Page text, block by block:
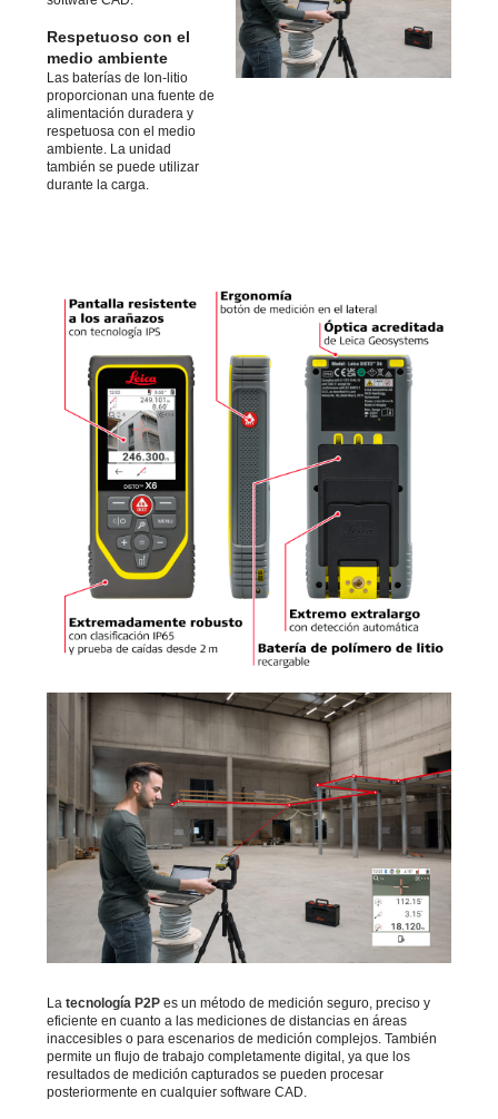
Respetuoso con el
medio ambiente
Las baterías de Ion-litio
proporcionan una fuente de
alimentación duradera y
respetuosa con el medio
ambiente. La unidad
también se puede utilizar
durante la carga.
La tecnología P2P es un método de medición seguro, preciso y
eficiente en cuanto a las mediciones de distancias en áreas
inaccesibles o para escenarios de medición complejos. También
permite un flujo de trabajo completamente digital, ya que los
resultados de medición capturados se pueden procesar
posteriormente en cualquier software CAD.